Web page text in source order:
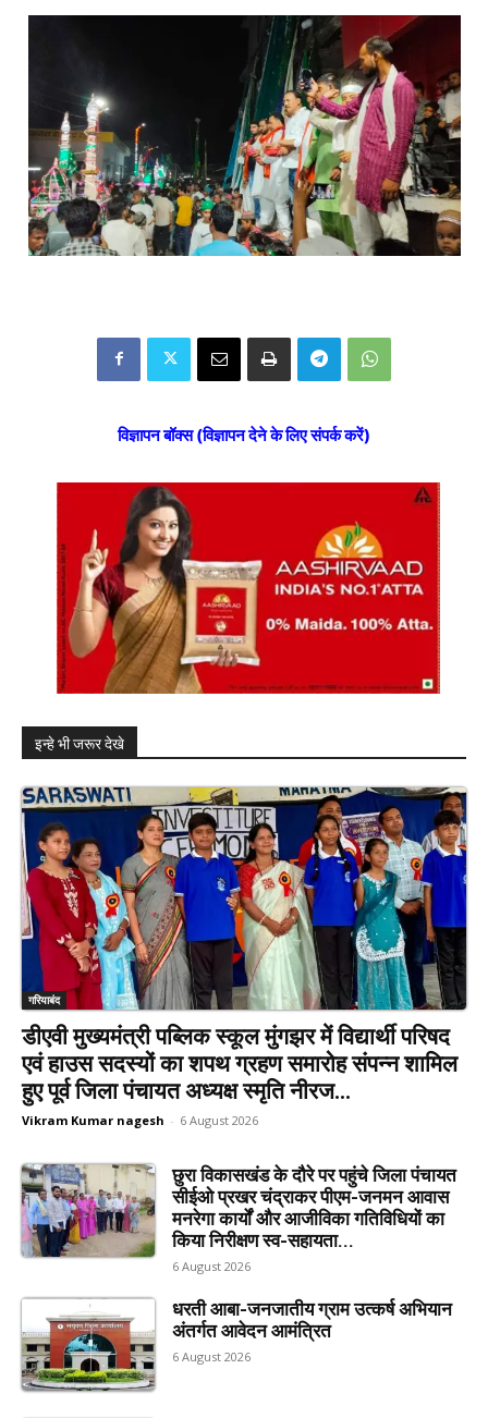
विज्ञापन बॉक्स (विज्ञापन देने के लिए संपर्क करें)
इन्हे भी जरूर देखे
गरियाबंद
डीएवी मुख्यमंत्री पब्लिक स्कूल मुंगझर में विद्यार्थी परिषद
एवं हाउस सदस्यों का शपथ ग्रहण समारोह संपन्न शामिल
हुए पूर्व जिला पंचायत अध्यक्ष स्मृति नीरज...
Vikram Kumar nagesh - 6 August 2026
छुरा विकासखंड के दौरे पर पहुंचे जिला पंचायत
सीईओ प्रखर चंद्राकर पीएम-जनमन आवास
मनरेगा कार्यों और आजीविका गतिविधियों का
किया निरीक्षण स्व-सहायता...
6 August 2026
धरती आबा-जनजातीय ग्राम उत्कर्ष अभियान
अंतर्गत आवेदन आमंत्रित
6 August 2026